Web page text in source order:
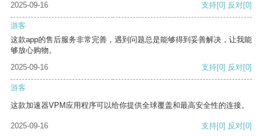
2025-09-16 支持[0] 反对[0]
游客
这款app的售后服务非常完善，遇到问题总是能够得到妥善解决，让我能
够放心购物。
2025-09-16
支持[0] 反对[0]
游客
这款加速器VPM应用程序可以给你提供全球覆盖和最高安全性的连接。
2025-09-16 支持[0] 反对[0]